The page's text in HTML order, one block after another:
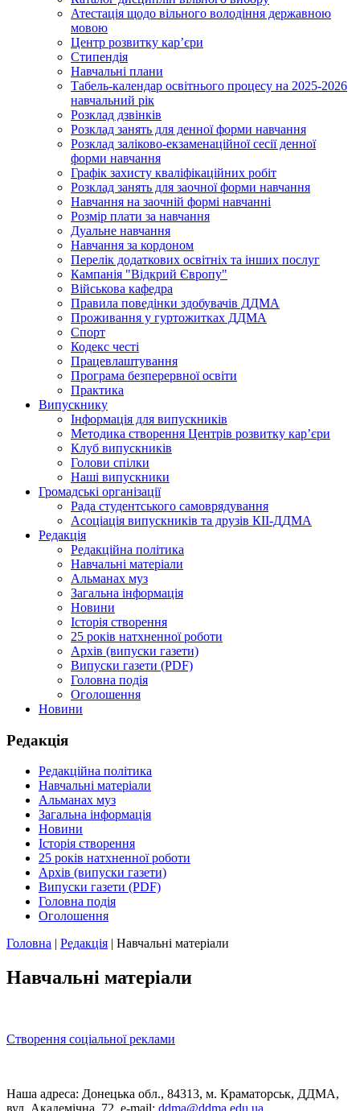
Атестація щодо вільного володіння державною
мовою
Центр розвитку кар’єри
Стипендія
Навчальні плани
Табель-календар освітнього процесу на 2025-2026
навчальний рік
Розклад дзвінків
Розклад занять для денної форми навчання
Розклад заліково-екзаменаційної сесії денної
форми навчання
Графік захисту кваліфікаційних робіт
Розклад занять для заочної форми навчання
Навчання на заочній формі навчанні
Розмір плати за навчання
Дуальне навчання
Навчання за кордоном
Перелік додаткових освітніх та інших послуг
Кампанія "Відкрий Європу"
Військова кафедра
Правила поведінки здобувачів ДДМА
Проживання у гуртожитках ДДМА
Спорт
Кодекс честі
Працевлаштування
Програма безперервної освіти
Практика
Випускнику
Інформація для випускників
Методика створення Центрів розвитку кар’єри
Клуб випускників
Голови спілки
Наші випускники
Громадські організації
Рада студентського самоврядування
Асоціація випускників та друзів КІІ-ДДМА
Редакція
Редакційна політика
Навчальні матеріали
Альманах муз
Загальна інформація
Новини
Історія створення
25 років натхненної роботи
Архів (випуски газети)
Випуски газети (PDF)
Головна подія
Оголошення
Новини
Редакція
Редакційна політика
Навчальні матеріали
Альманах муз
Загальна інформація
Новини
Історія створення
25 років натхненної роботи
Архів (випуски газети)
Випуски газети (PDF)
Головна подія
Оголошення
Головна | Редакція | Навчальні матеріали
Навчальні матеріали
Створення соціальної реклами
Наша адреса: Донецька обл., 84313, м. Краматорськ, ДДМА,